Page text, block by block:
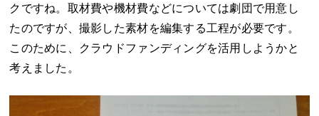
クですね。取材費や機材費などについては劇団で用意し
たのですが、撮影した素材を編集する工程が必要です。
このために、クラウドファンディングを活用しようかと
考えました。